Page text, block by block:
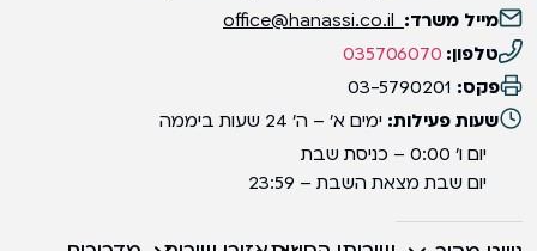
מייל משרד:
טלפון: 035706070
פקס: 03-5790201
שעות פעילות: ימים א' – ה' 24 שעות ביממה
יום ו' 0:00 – כניסת שבת
יום שבת מצאת השבת – 23:59